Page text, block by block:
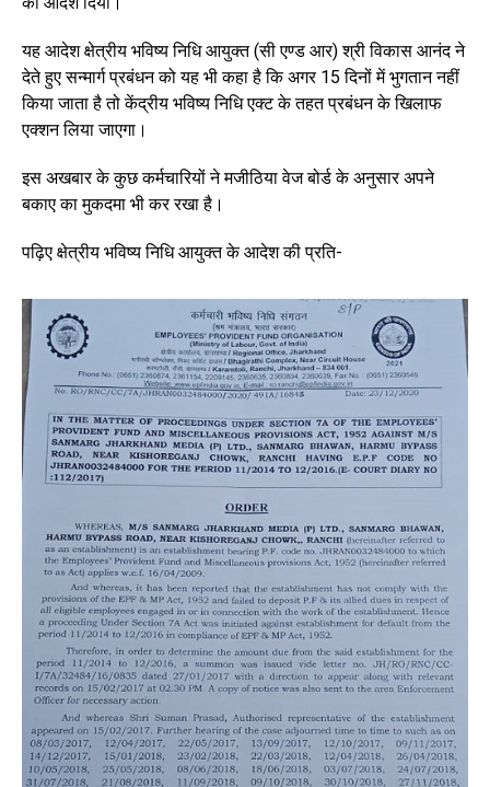
यह आदेश क्षेत्रीय भविष्य निधि आयुक्त (सी एण्ड आर) श्री विकास आनंद ने
देते हुए सन्मार्ग प्रबंधन को यह भी कहा है कि अगर 15 दिनों में भुगतान नहीं
किया जाता है तो केंद्रीय भविष्य निधि एक्ट के तहत प्रबंधन के खिलाफ
एक्शन लिया जाएगा।
इस अखबार के कुछ कर्मचारियों ने मजीठिया वेज बोर्ड के अनुसार अपने
बकाए का मुकदमा भी कर रखा है।
पढ़िए क्षेत्रीय भविष्य निधि आयुक्त के आदेश की प्रति-